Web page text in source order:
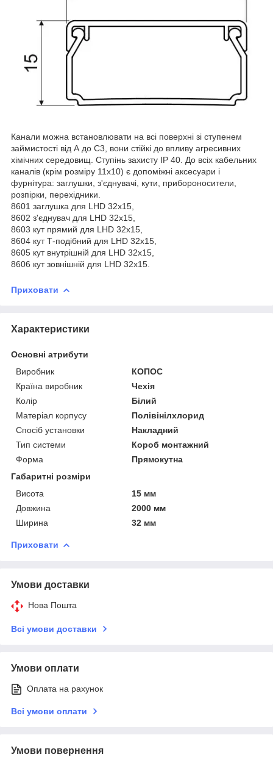
Канали можна встановлювати на всі поверхні зі ступенем
займистості від А до С3, вони стійкі до впливу агресивних
хімічних середовищ. Ступінь захисту IP 40. До всіх кабельних
каналів (крім розміру 11х10) є допоміжні аксесуари і
фурнітура: заглушки, з'єднувачі, кути, прибороносители,
розпірки, перехідники.
8601 заглушка для LHD 32х15,
8602 з'єднувач для LHD 32х15,
8603 кут прямий для LHD 32х15,
8604 кут Т-подібний для LHD 32х15,
8605 кут внутрішній для LHD 32х15,
8606 кут зовнішній для LHD 32х15.
Приховати
Характеристики
Основні атрибути
Виробник
КОПОС
Країна виробник
Чехія
Колір
Білий
Матеріал корпусу
Полівінілхлорид
Спосіб установки
Накладний
Тип системи
Короб монтажний
Форма
Прямокутна
Габаритні розміри
Висота
15 мм
Довжина
2000 мм
Ширина
32 мм
Приховати
Умови доставки
Нова Пошта
Всі умови доставки
Умови оплати
Оплата на рахунок
Всі умови оплати
Умови повернення